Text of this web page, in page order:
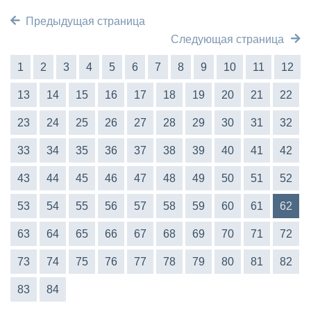
Предыдущая страница
Следующая страница
1 2 3 4 5 6 7 8 9 10 11 12
13 14 15 16 17 18 19 20 21 22
23 24 25 26 27 28 29 30 31 32
33 34 35 36 37 38 39 40 41 42
43 44 45 46 47 48 49 50 51 52
53 54 55 56 57 58 59 60 61 62
63 64 65 66 67 68 69 70 71 72
73 74 75 76 77 78 79 80 81 82
83 84